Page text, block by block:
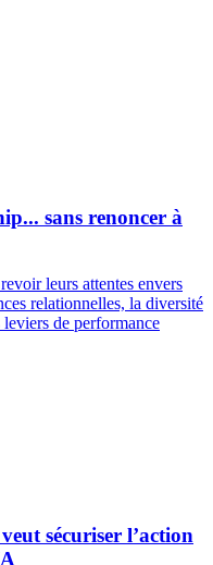
sans renoncer à
leurs attentes envers
relationnelles, la diversité
de performance
sécuriser l’action